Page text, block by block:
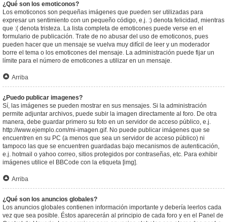
¿Qué son los emoticonos?
Los emoticonos son pequeñas imágenes que pueden ser utilizadas para
expresar un sentimiento con un pequeño código, e.j. :) denota felicidad, mientras
que :( denota tristeza. La lista completa de emoticones puede verse en el
formulario de publicación. Trate de no abusar del uso de emoticonos, pues
pueden hacer que un mensaje se vuelva muy difícil de leer y un moderador
borre el tema o los emoticones del mensaje. La administración puede fijar un
límite para el número de emoticones a utilizar en un mensaje.
Arriba
¿Puedo publicar imagenes?
Sí, las imágenes se pueden mostrar en sus mensajes. Si la administración
permite adjuntar archivos, puede subir la imagen directamente al foro. De otra
manera, debe guardar primero su foto en un servidor de acceso público, e.j.
http://www.ejemplo.com/mi-imagen.gif. No puede publicar imágenes que se
encuentren en su PC (a menos que sea un servidor de acceso público) ni
tampoco las que se encuentren guardadas bajo mecanismos de autenticación,
e.j. hotmail o yahoo correo, sitios protegidos por contraseñas, etc. Para exhibir
imágenes utilice el BBCode con la etiqueta [img].
Arriba
¿Qué son los anuncios globales?
Los anuncios globales contienen información importante y debería leerlos cada
vez que sea posible. Éstos aparecerán al principio de cada foro y en el Panel de